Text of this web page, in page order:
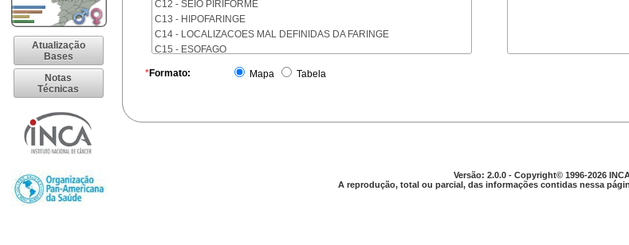
Atualização
Bases
Notas
Técnicas
C12 - SEIO PIRIFORME
C13 - HIPOFARINGE
C14 - LOCALIZACOES MAL DEFINIDAS DA FARINGE
C15 - ESOFAGO
C17 - INTESTINO DELGADO
C20 - RETO
C24 - OUTRAS PARTES DAS VIAS BILIARES
*Formato: Mapa Tabela
Versão: 2.0.0 - Copyright© 1996-2026
A reprodução, total ou parcial, das informações contidas nessa